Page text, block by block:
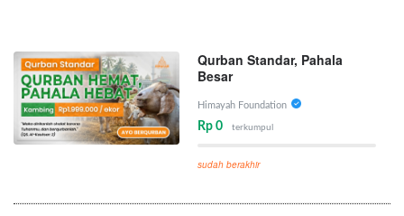
Qurban Standar, Pahala
Besar
Himayah Foundation
Rp 0 terkumpul
sudah berakhir